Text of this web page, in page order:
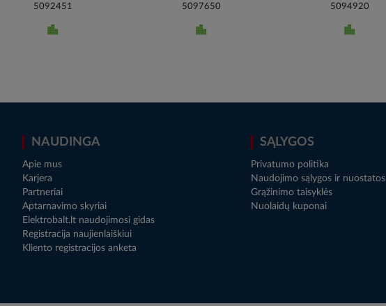
5092451
5097650
5094920
NAUDINGA
Apie mus
Karjera
Partneriai
Aptarnavimo skyriai
Elektrobalt.lt naudojimosi gidas
Registracija naujienlaiškiui
Kliento registracijos anketa
SĄLYGOS
Privatumo politika
Naudojimo sąlygos ir nuostatos
Grąžinimo taisyklės
Nuolaidų kuponai